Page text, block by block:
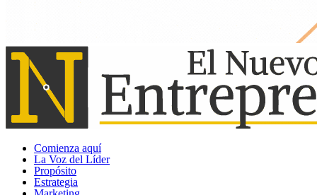
Comienza aquí
La Voz del Líder
Propósito
Estrategia